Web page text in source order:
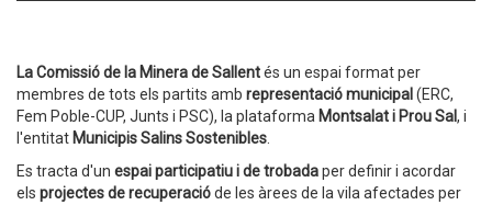
La Comissió de la Minera de Sallentés un espai format per
membres de tots els partits amb representació municipal (ERC,
Fem Poble-CUP, Junts i PSC), la plataforma Montsalat i Prou Sal, i
l'entitat Municipis Salins Sostenibles
Es tracta d'un espai participatiu i de trobadaper definir i acordar
els projectes de recuperacióde les àrees de la vila afectades per